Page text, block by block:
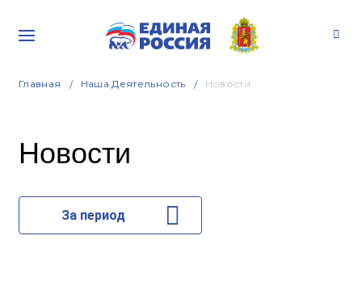
Главная Наша Деятельность Новости
Новости
За период